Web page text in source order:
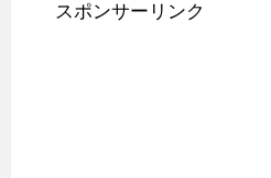
スポンサーリンク